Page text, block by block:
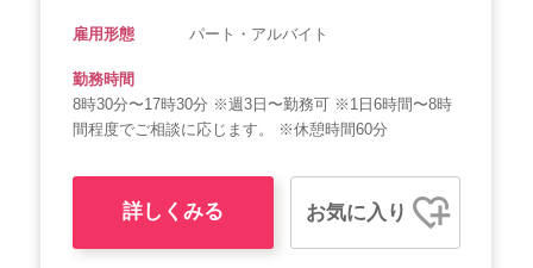
雇用形態 パート・アルバイト
勤務時間
8時30分〜17時30分 ※週3日〜勤務可 ※1日6時間〜8時
間程度でご相談に応じます。 ※休憩時間60分
詳しくみる お気に入り